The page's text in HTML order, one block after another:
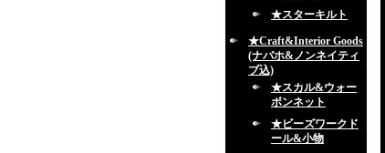
★スターキルト
★Craft&Interior Goods
(ナバホ&ノンネイティ
ブ込)
★スカル&ウォー
ボンネット
★ビーズワークド
ール&小物